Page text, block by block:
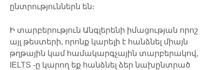
ընտրություններն են։
Ի տարբերություն Անգլերենի իմացության որոշ
այլ թեստերի, որոնք կարելի է հանձնել միայն
թղթային կամ համակարգչային տարբերակով,
IELTS -ը կարող եք հանձնել ձեր նախընտրած